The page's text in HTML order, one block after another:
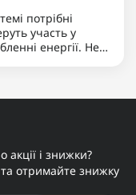
потрібні
участь у
енергії. Не
і знижки?
отримайте знижку